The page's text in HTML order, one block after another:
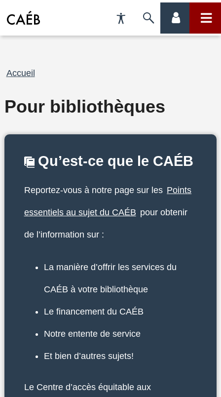
Préférences
d'accessibilité
Fil
Accueil
Pour bibliothèques
Qu’est-ce que le CAÉB
Reportez-vous à notre page sur les Points
essentiels au sujet du CAÉB pour obtenir
de l’information sur :
La manière d’offrir les services du
CAÉB à votre bibliothèque
Le financement du CAÉB
Notre entente de service
Et bien d’autres sujets!
Le Centre d’accès équitable aux